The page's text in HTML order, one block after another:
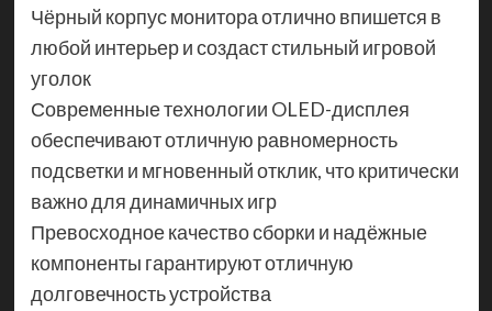
Чёрный корпус монитора отлично впишется в
любой интерьер и создаст стильный игровой
уголок
Современные технологии OLED-дисплея
обеспечивают отличную равномерность
подсветки и мгновенный отклик, что критически
важно для динамичных игр
Превосходное качество сборки и надёжные
компоненты гарантируют отличную
долговечность устройства